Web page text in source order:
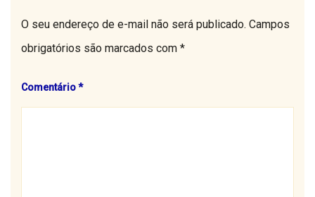
O seu endereço de e-mail não será publicado. Campos
obrigatórios são marcados com *
Comentário*